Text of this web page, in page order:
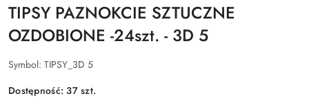
TIPSY PAZNOKCIE SZTUCZNE
OZDOBIONE -24szt. - 3D 5
Symbol: TIPSY_3D 5
Dostępność:37szt.